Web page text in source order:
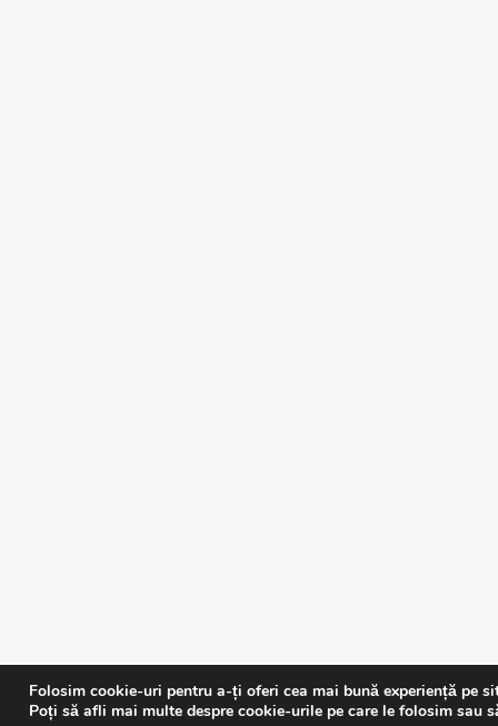
Folosim cookie-uri pentru a-ți oferi cea mai bună experiență pe
Poți să afli mai multe despre cookie-urile pe care le folosim sau